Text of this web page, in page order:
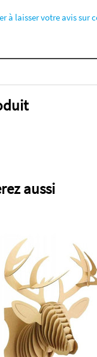
à laisser votre avis sur
aussi